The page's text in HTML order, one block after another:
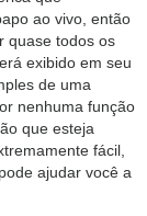
ao vivo, então
quase todos os
exibido em seu
de uma
nenhuma função
que esteja
fácil,
ajudar você a